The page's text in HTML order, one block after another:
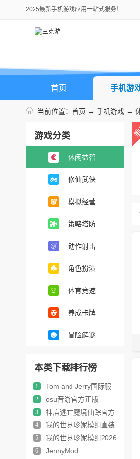
2025最新手机游戏应用一站式服务！
首页 手机游
当前位置： 首页 → 手机游戏 →
游戏分类
休闲益智
修仙武侠
模拟经营
策略塔防
动作射击
角色扮演
体育竞速
养成卡牌
冒险解谜
本类下载排行榜
1 Tom and Jerry国际服
2 osu音游官方正版
3
神庙逃亡魔境仙踪官方
正版
4
我的世界珍妮模组直装
版
5
我的世界珍妮模组2026
最新版本
6 JennyMod